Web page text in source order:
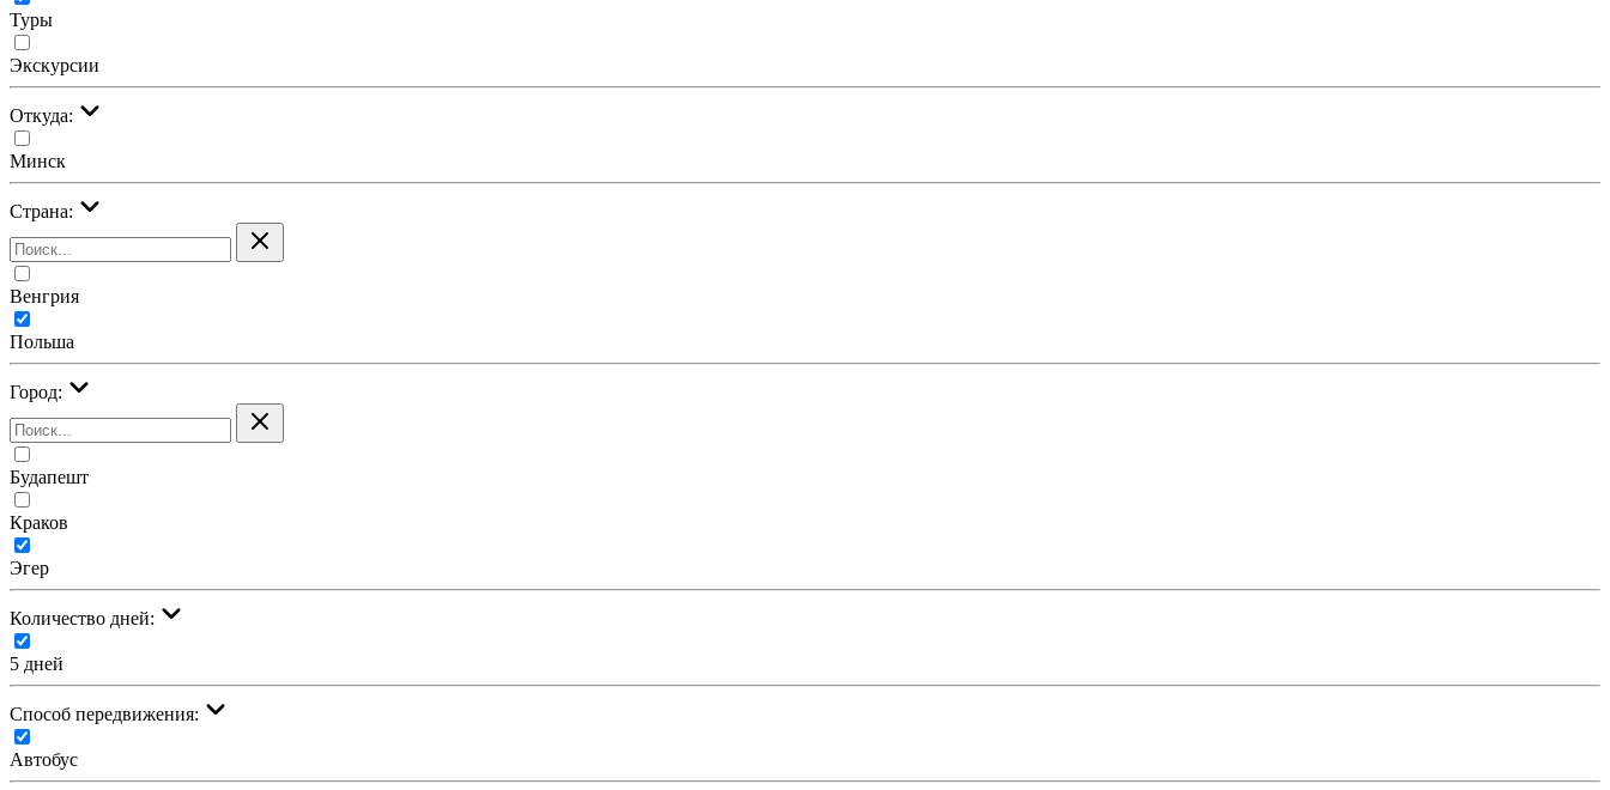
Туры
Экскурсии
Откуда:
Минск
Страна:
Венгрия
Польша
Город:
Будапешт
Краков
Эгер
Количество дней:
5 дней
Cпособ передвижения:
Автобус